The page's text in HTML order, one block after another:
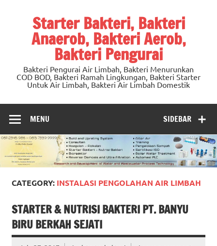
Starter Bakteri, Bakteri
Anaerob, Bakteri Aerob,
Bakteri Pengurai
Bakteri Pengurai Air Limbah, Bakteri Menurunkan
COD BOD, Bakteri Ramah Lingkungan, Bakteri Starter
Untuk Air Limbah, Bakteri Air Limbah Domestik
SIDEBAR
MENU
CATEGORY: INSTALASI PENGOLAHAN AIR LIMBAH
STARTER & NUTRISI BAKTERI PT. BANYU
BIRU BERKAH SEJATI